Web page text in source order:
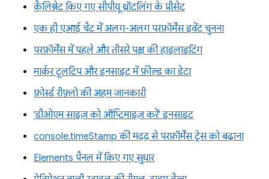
कैलिब्रेट किए गए सीपीयू थ्रॉटलिंग के प्रीसेट
एक ही एआई चैट में अलग-अलग परफ़ॉर्मेंस इवेंट चुनना
परफ़ॉर्मेंस में पहले और तीसरे पक्ष की हाइलाइटिंग
मार्कर टूलटिप और इनसाइट में फ़ील्ड का डेटा
फ़ोर्स्ड रीफ़्लो की अहम जानकारी
'डीओएम साइज़ को ऑप्टिमाइज़ करें' इनसाइट
console.timeStamp की मदद से परफ़ॉर्मेंस ट्रेस को बढ़ाना
Elements पैनल में किए गए सुधार